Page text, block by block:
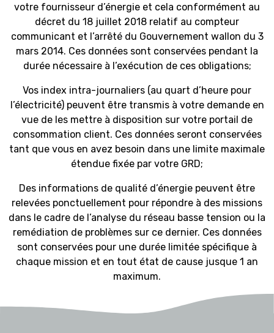
votre fournisseur d’énergie et cela conformément au
décret du 18 juillet 2018 relatif au compteur
communicant et l’arrêté du Gouvernement wallon du 3
mars 2014. Ces données sont conservées pendant la
durée nécessaire à l’exécution de ces obligations;
Vos index intra-journaliers (au quart d’heure pour
l’électricité) peuvent être transmis à votre demande en
vue de les mettre à disposition sur votre portail de
consommation client. Ces données seront conservées
tant que vous en avez besoin dans une limite maximale
étendue fixée par votre GRD;
Des informations de qualité d’énergie peuvent être
relevées ponctuellement pour répondre à des missions
dans le cadre de l’analyse du réseau basse tension ou la
remédiation de problèmes sur ce dernier. Ces données
sont conservées pour une durée limitée spécifique à
chaque mission et en tout état de cause jusque 1 an
maximum.